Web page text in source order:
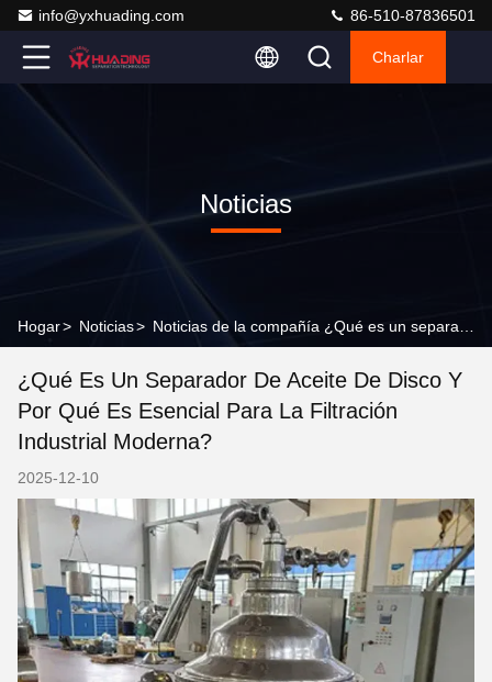
info@yxhuading.com 86-510-87836501
Charlar
Noticias
Hogar> Noticias>
¿Qué Es Un Separador De Aceite De Disco Y
Por Qué Es Esencial Para La Filtración
Industrial Moderna?
2025-12-10